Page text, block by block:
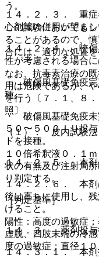
１４．２．３． 重症
心剤等の併用が望まし
１４．２．４． 咬傷
性が考慮される場合
・ 破傷風基礎免疫完
種。
・ 破傷風基礎免疫未
５０〜５００ＩＵ投
ドを接種。
１４．２．５． 本剤
１４．２．６． 本剤
後は直ちに使用し、
けること。
１４．３． 薬剤投与
１４．３．１． 本剤
う。
この試験においても
ることがあるので、
合には、適切な処置
なお、抗毒素治療の
用は危険であるが、
を行う〔７．１、８
照〕。
（１）． 皮内試験法
１０倍希釈液０．１
状の有無及び注射局
り判定する。
［判定基準］
陽性：高度の過敏症
虚脱、四肢末端の冷
度の過敏症；直径１